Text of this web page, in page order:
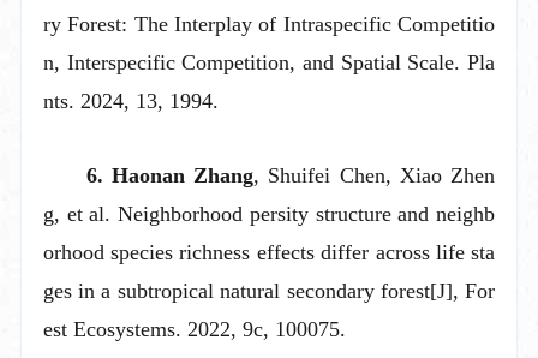
ry Forest: The Interplay of Intraspecific Competitio
n, Interspecific Competition, and Spatial Scale. Pla
nts. 2024, 13, 1994.
6. Haonan Zhang, Shuifei Chen, Xiao Zhen
g, et al. Neighborhood persity structure and neighb
orhood species richness effects differ across life sta
ges in a subtropical natural secondary forest[J], For
est Ecosystems. 2022, 9c, 100075.